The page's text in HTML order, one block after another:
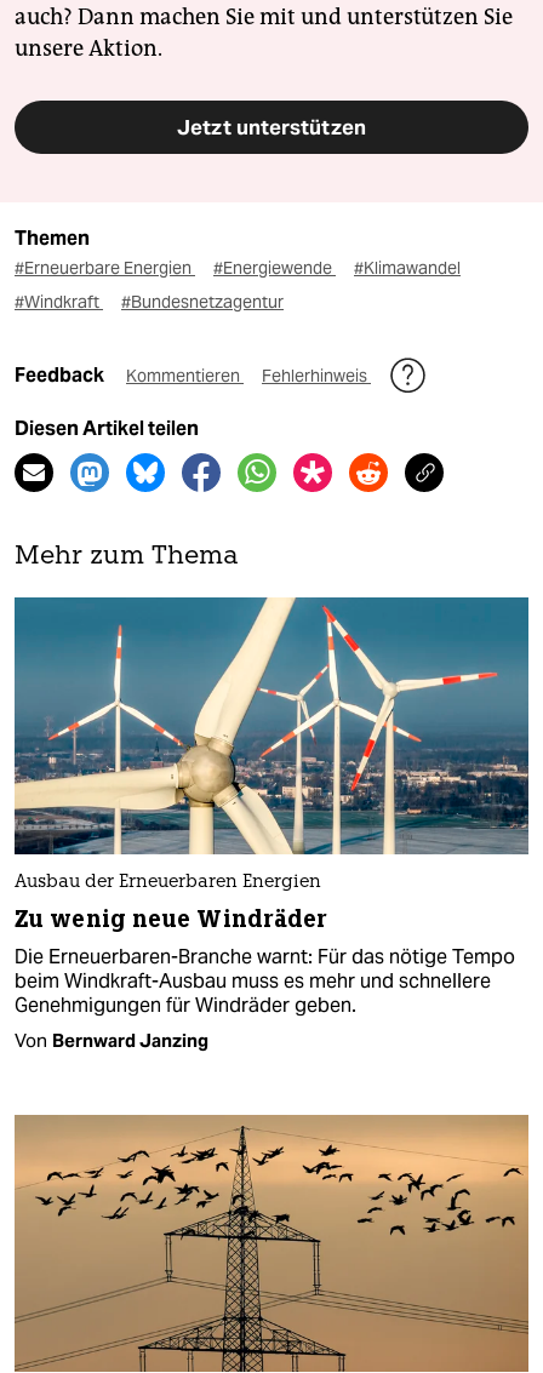
auch? Dann machen Sie mit und unterstützen Sie
unsere Aktion.
Jetzt unterstützen
Themen
#Erneuerbare Energien #Energiewende
#Klimawandel
#Windkraft
#Bundesnetzagentur
Feedback Kommentieren Fehlerhinweis
Diesen Artikel teilen
Mehr zum Thema
Ausbau der Erneuerbaren Energien
Zu wenig neue Windräder
Die Erneuerbaren-Branche warnt: Für das nötige Tempo
beim Windkraft-Ausbau muss es mehr und schnellere
Genehmigungen für Windräder geben.
Von Bernward Janzing